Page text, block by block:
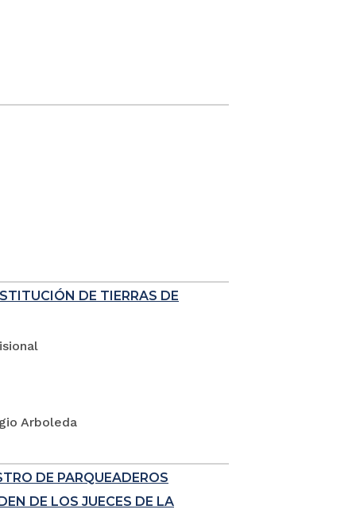
DE TIERRAS DE
Arboleda
DE PARQUEADEROS
DE LOS JUECES DE LA